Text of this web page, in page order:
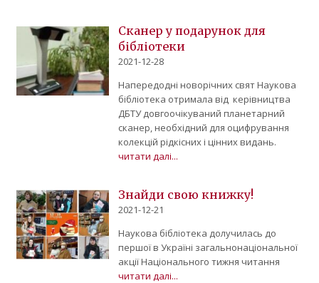
Сканер у подарунок для
бібліотеки
2021-12-28
Напередодні новорічних свят Наукова
бібліотека отримала від керівництва
ДБТУ довгоочікуваний планетарний
сканер, необхідний для оцифрування
колекцій рідкісних і цінних видань.
читати далі...
Знайди свою книжку!
2021-12-21
Наукова бібліотека долучилась до
першої в Україні загальнонаціональної
акції Національного тижня читання
читати далі...